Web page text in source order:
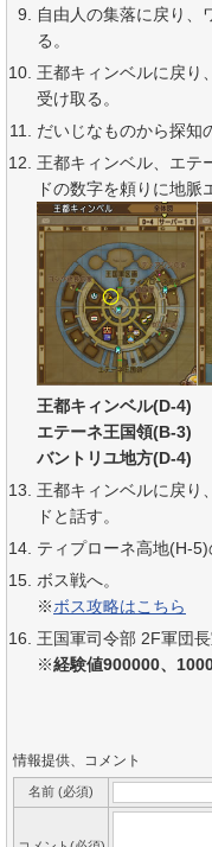
自由人の集落に戻り、
る。
王都キィンベルに戻り
受け取る。
だいじなものから探知
王都キィンベル、エテ
ドの数字を頼りに地脈
王都キィンベル(D-4)
エテーネ王国領(B-3)
バントリユ地方(D-4)
王都キィンベルに戻り
ドと話す。
ティプローネ高地(H-
ボス戦へ。
※ボス攻略はこちら
王国軍司令部 2F軍団
※経験値900000、
情報提供、コメント
名前 (必須)